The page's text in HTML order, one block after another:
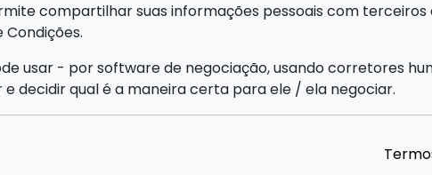
compartilhar suas informações pessoais com
usar - por software de negociação, usando corretores
decidir qual é a maneira certa para ele / ela negociar.